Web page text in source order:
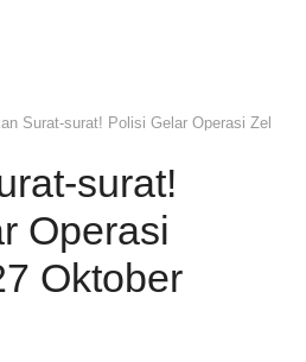
Surat-surat! Polisi Gelar Operasi Zebra
surat!
Operasi
Oktober